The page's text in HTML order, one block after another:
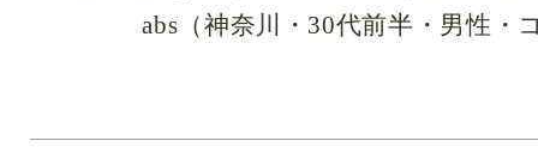
abs（神奈川・30代前半・男性・